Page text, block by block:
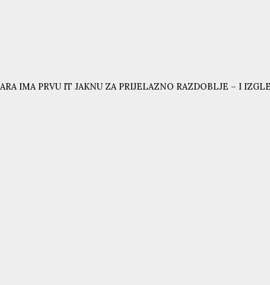
IMA PRVU IT JAKNU ZA PRIJELAZNO RAZDOBLJE – I